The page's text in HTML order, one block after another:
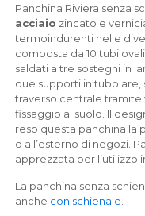
Panchina Riviera senza
acciaio zincato e
termoindurenti nelle
composta da 10 tubi
saldati a tre sostegni in
due supporti in tubolare,
traverso centrale tramite
fissaggio al suolo. Il
reso questa panchina la
o all’esterno di negozi.
apprezzata per l’utilizzo
La panchina senza
anche con schienale